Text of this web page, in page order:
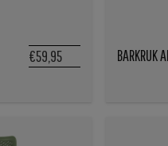
€59,95 BARKRUK